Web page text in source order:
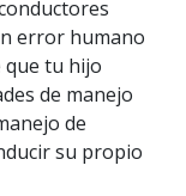
error humano
que tu hijo
de manejo
de
su propio